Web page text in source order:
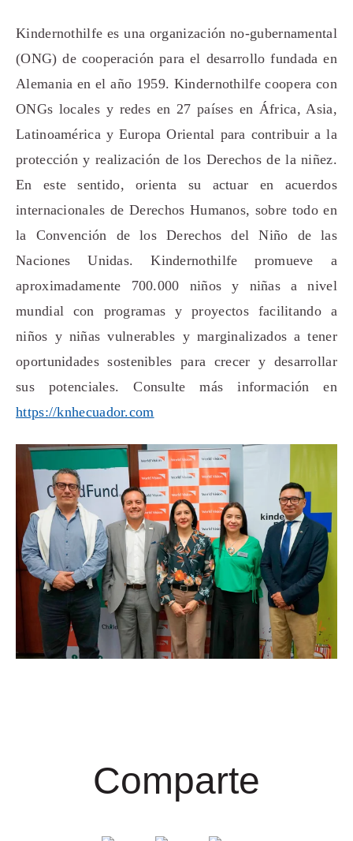
Kindernothilfe es una organización no-gubernamental
(ONG) de cooperación para el desarrollo fundada en
Alemania en el año 1959. Kindernothilfe coopera con
ONGs locales y redes en 27 países en África, Asia,
Latinoamérica y Europa Oriental para contribuir a la
protección y realización de los Derechos de la niñez.
En este sentido, orienta su actuar en acuerdos
internacionales de Derechos Humanos, sobre todo en
la Convención de los Derechos del Niño de las
Naciones Unidas. Kindernothilfe promueve a
aproximadamente 700.000 niños y niñas a nivel
mundial con programas y proyectos facilitando a
niños y niñas vulnerables y marginalizados a tener
oportunidades sostenibles para crecer y desarrollar
sus potenciales. Consulte más información en
https://knhecuador.com
Comparte